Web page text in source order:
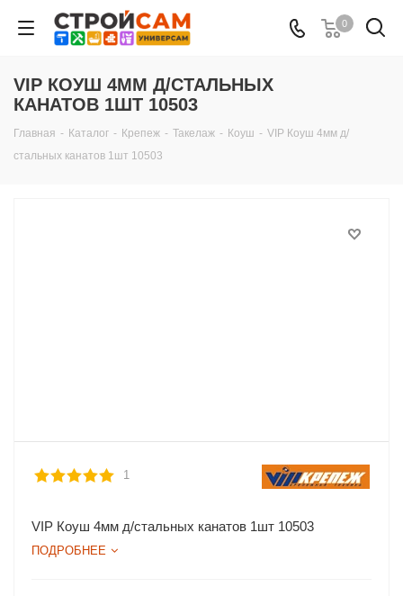
0
VIP КОУШ 4ММ Д/СТАЛЬНЫХ
КАНАТОВ 1ШТ 10503
Главная - Каталог - Крепеж - Такелаж - Коуш - VIP Коуш 4мм д/
стальных канатов 1шт 10503
1
VIP Коуш 4мм д/стальных канатов 1шт 10503
ПОДРОБНЕЕ